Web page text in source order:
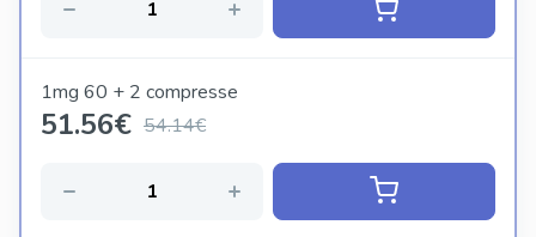
1mg 60 + 2 compresse
51.56€ 54.14€